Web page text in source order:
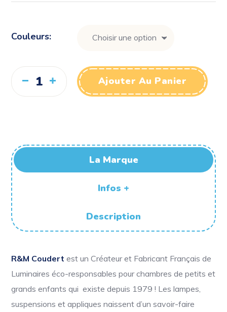
Couleurs
Ajouter Au Panier
La Marque
Infos +
Description
R&M Coudertest un Créateur et Fabricant Français de
Luminaires éco-responsables pour chambres de petits et
grands enfants qui existe depuis 1979 ! Les lampes,
suspensions et appliques naissent d’un savoir-faire